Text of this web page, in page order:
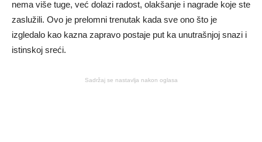
nema više tuge, već dolazi radost, olakšanje i nagrade koje ste
zaslužili. Ovo je prelomni trenutak kada sve ono što je
izgledalo kao kazna zapravo postaje put ka unutrašnjoj snazi i
istinskoj sreći.
Sadržaj se nastavlja nakon oglasa